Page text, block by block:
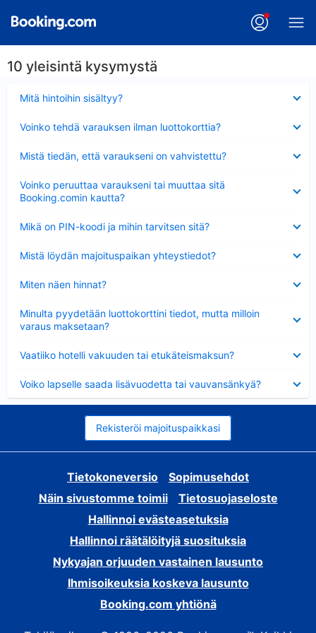
10 yleisintä kysymystä
Mitä hintoihin sisältyy?
Voinko tehdä varauksen ilman luottokorttia?
Mistä tiedän, että varaukseni on vahvistettu?
Voinko peruuttaa varaukseni tai muuttaa sitä
Booking.comin kautta?
Mikä on PIN-koodi ja mihin tarvitsen sitä?
Mistä löydän majoituspaikan yhteystiedot?
Miten näen hinnat?
Minulta pyydetään luottokorttini tiedot, mutta milloin
varaus maksetaan?
Vaatiiko hotelli vakuuden tai etukäteismaksun?
Voiko lapselle saada lisävuodetta tai vauvansänkyä?
Rekisteröi majoituspaikkasi
Tietokoneversio
Sopimusehdot
Näin sivustomme toimii
Tietosuojaseloste
Hallinnoi evästeasetuksia
Hallinnoi räätälöityjä suosituksia
Nykyajan orjuuden vastainen lausunto
Ihmisoikeuksia koskeva lausunto
Booking.com yhtiönä